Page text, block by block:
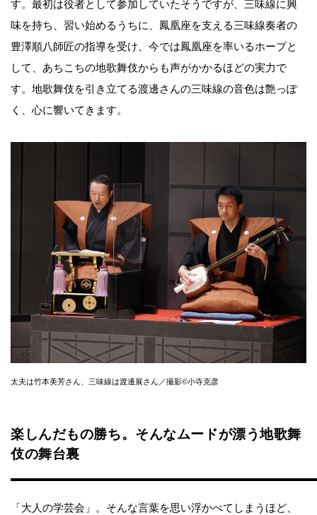
す。最初は役者として参加していたそうですが、三味線に興
味を持ち、習い始めるうちに、鳳凰座を支える三味線奏者の
豊澤順八師匠の指導を受け、今では鳳凰座を率いるホープと
して、あちこちの地歌舞伎からも声がかかるほどの実力で
す。地歌舞伎を引き立てる渡邊さんの三味線の音色は艶っぽ
く、心に響いてきます。
太夫は竹本美芳さん、三味線は渡邊展さん／撮影©小寺克彦
楽しんだもの勝ち。そんなムードが漂う地歌舞
伎の舞台裏
「大人の学芸会」。そんな言葉を思い浮かべてしまうほど、